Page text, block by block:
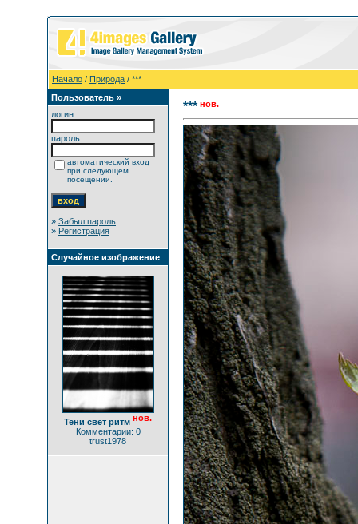
Начало / Природа / ***
Пользователь »
логин:
пароль:
автоматический вход
при следующем
посещении.
» Забыл пароль
» Регистрация
Случайное изображение
Тени свет ритм нов.
Комментарии: 0
trust1978
*** нов.